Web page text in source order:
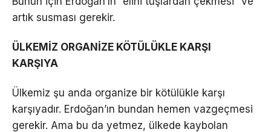
artık susması gerekir.
ÜLKEMİZ ORGANİZE KÖTÜLÜKLE KARŞI
KARŞIYA
Ülkemiz şu anda organize bir kötülükle karşı
karşıyadır. Erdoğan’ın bundan hemen vazgeçmesi
gerekir. Ama bu da yetmez, ülkede kaybolan